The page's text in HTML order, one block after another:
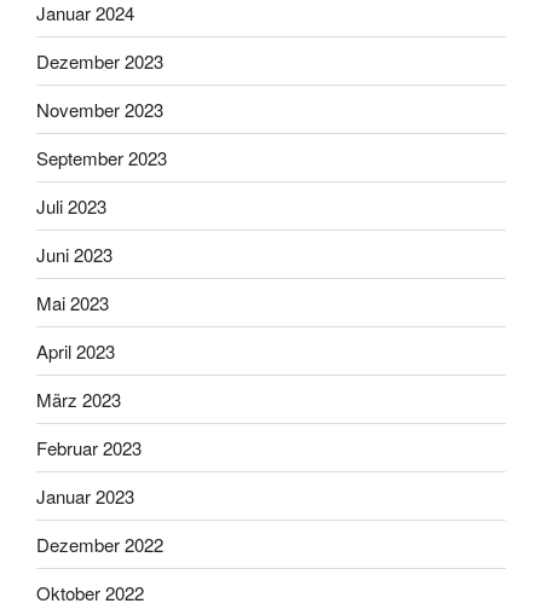
Januar 2024
Dezember 2023
November 2023
September 2023
Juli 2023
Juni 2023
Mai 2023
April 2023
März 2023
Februar 2023
Januar 2023
Dezember 2022
Oktober 2022